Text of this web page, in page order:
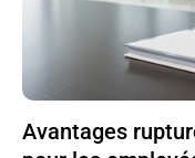
Avantages